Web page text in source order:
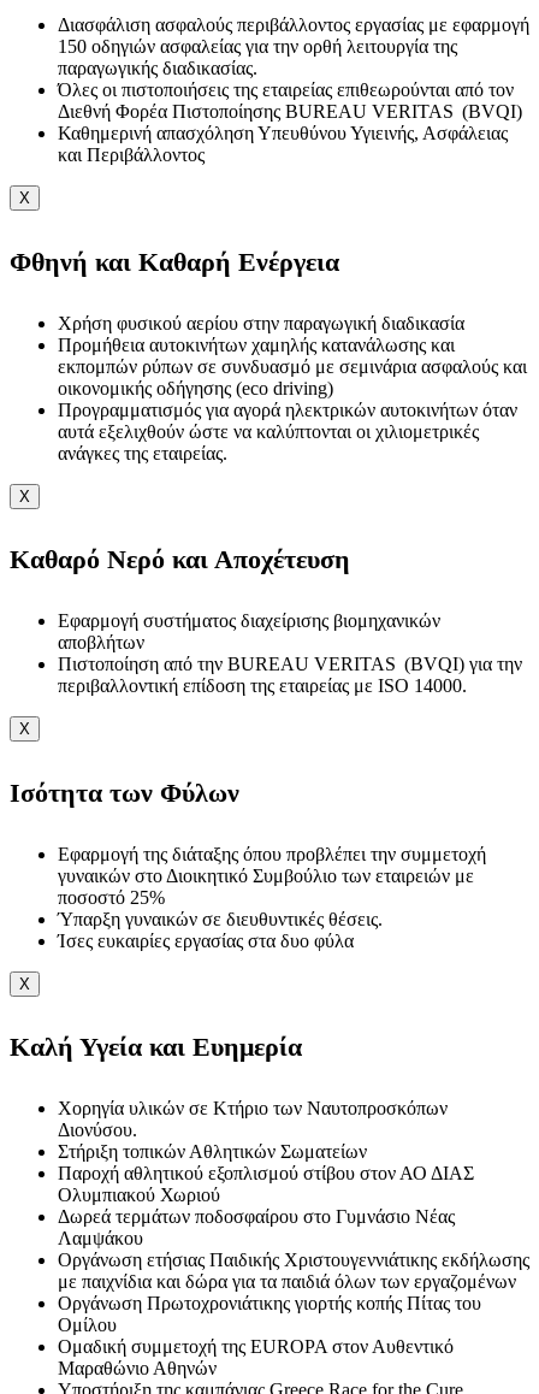
Διασφάλιση ασφαλούς περιβάλλοντος εργασίας με εφαρμογή
150 οδηγιών ασφαλείας για την ορθή λειτουργία της
παραγωγικής διαδικασίας.
Όλες οι πιστοποιήσεις της εταιρείας επιθεωρούνται από τον
Διεθνή Φορέα Πιστοποίησης BUREAU VERITAS (BVQI)
Καθημερινή απασχόληση Υπευθύνου Υγιεινής, Ασφάλειας
και Περιβάλλοντος
X
Φθηνή και Καθαρή Ενέργεια
Χρήση φυσικού αερίου στην παραγωγική διαδικασία
Προμήθεια αυτοκινήτων χαμηλής κατανάλωσης και
εκπομπών ρύπων σε συνδυασμό με σεμινάρια ασφαλούς και
οικονομικής οδήγησης (eco driving)
Προγραμματισμός για αγορά ηλεκτρικών αυτοκινήτων όταν
αυτά εξελιχθούν ώστε να καλύπτονται οι χιλιομετρικές
ανάγκες της εταιρείας.
X
Καθαρό Νερό και Αποχέτευση
Εφαρμογή συστήματος διαχείρισης βιομηχανικών
αποβλήτων
Πιστοποίηση από την BUREAU VERITAS (BVQI) για την
περιβαλλοντική επίδοση της εταιρείας με ISO 14000.
X
Ισότητα των Φύλων
Εφαρμογή της διάταξης όπου προβλέπει την συμμετοχή
γυναικών στο Διοικητικό Συμβούλιο των εταιρειών με
ποσοστό 25%
Ύπαρξη γυναικών σε διευθυντικές θέσεις.
Ίσες ευκαιρίες εργασίας στα δυο φύλα
X
Καλή Υγεία και Ευημερία
Χορηγία υλικών σε Κτήριο των Ναυτοπροσκόπων
Διονύσου.
Στήριξη τοπικών Αθλητικών Σωματείων
Παροχή αθλητικού εξοπλισμού στίβου στον ΑΟ ΔΙΑΣ
Ολυμπιακού Χωριού
Δωρεά τερμάτων ποδοσφαίρου στο Γυμνάσιο Νέας
Λαμψάκου
Οργάνωση ετήσιας Παιδικής Χριστουγεννιάτικης εκδήλωσης
με παιχνίδια και δώρα για τα παιδιά όλων των εργαζομένων
Οργάνωση Πρωτοχρονιάτικης γιορτής κοπής Πίτας του
Ομίλου
Ομαδική συμμετοχή της EUROPA στον Αυθεντικό
Μαραθώνιο Αθηνών